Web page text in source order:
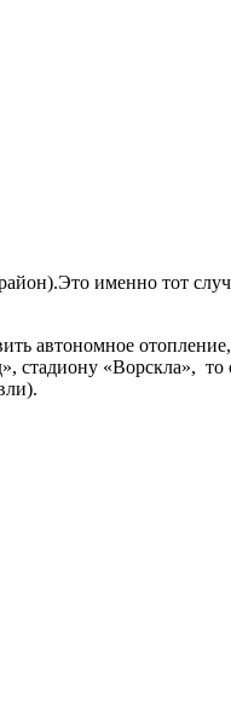
именно тот
автономное
стадиону «Ворскла»,